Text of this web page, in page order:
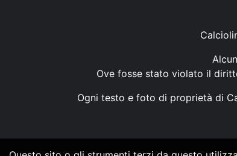
Ove fosse stato violato il
Ogni testo e foto di proprietà di